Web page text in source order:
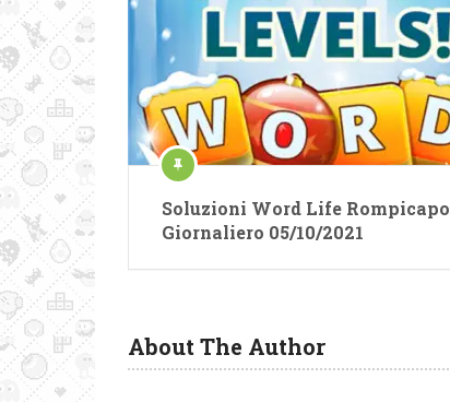
Soluzioni Word Life Rompicapo
Giornaliero 05/10/2021
About The Author